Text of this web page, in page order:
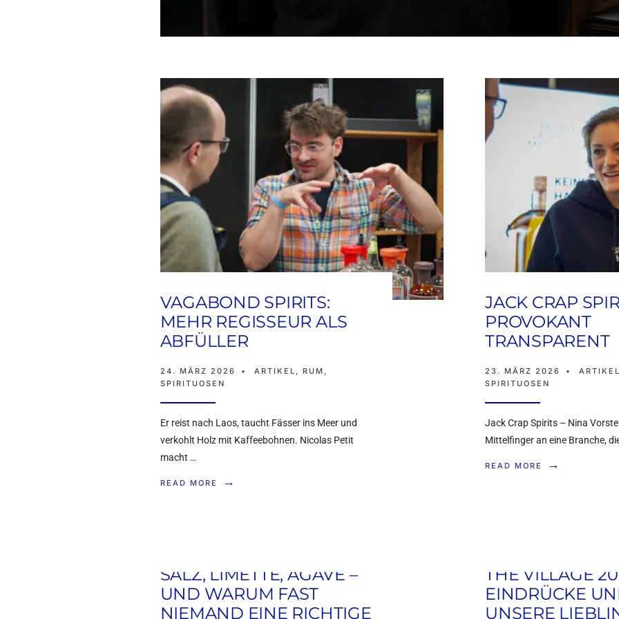
VAGABOND SPIRITS:
MEHR REGISSEUR ALS
ABFÜLLER
24. MÄRZ 2026 • ARTIKEL RUM
SPIRITUOSEN
Er reist nach Laos, taucht Fässer ins Meer und
verkohlt Holz mit Kaffeebohnen. Nicolas Petit
macht …
READ MORE →
JACK CRAP
PROVOKANT
TRANSPARENT
23. MÄRZ 2026 •
SPIRITUOSEN
Jack Crap Spirits – Nina
Mittelfinger an eine Branche,
READ MORE →
WARUM ALKOHOLFREIE
ESPRESSO MARTINIS SO
VERDAMMT SCHWER SIND
22. MÄRZ 2026 • ALKOHOLFREI ,SPIRITUOSEN
Espresso Martinis, oxidierendes Basilikum…
SALZ, LIMETTE, AGAVE –
UND WARUM FAST
NIEMAND EINE RICHTIGE
THE VILLAGE
EINDRÜCKE
UNSERE
ZWISCHEN MICHELIN-